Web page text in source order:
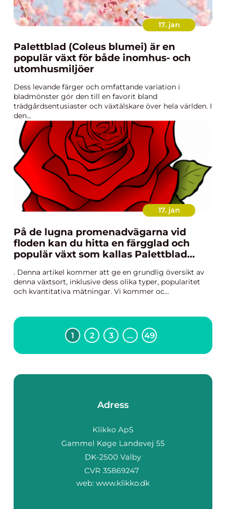
17. jan
Palettblad (Coleus blumei) är en
populär växt för både inomhus- och
utomhusmiljöer
Dess levande färger och omfattande variation i
bladmönster gör den till en favorit bland
trädgårdsentusiaster och växtälskare över hela världen. I
den...
17. jan
På de lugna promenadvägarna vid
floden kan du hitta en färgglad och
populär växt som kallas Palettblad
. Denna artikel kommer att ge en grundlig översikt av
denna växtsort, inklusive dess olika typer, popularitet
och kvantitativa mätningar. Vi kommer oc...
1 2 3 … 49
Adress
web: www.klikko.dk